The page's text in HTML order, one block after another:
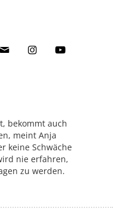
bekommt auch
meint Anja
keine Schwäche
nie erfahren,
zu werden.